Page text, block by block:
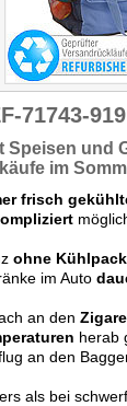
71743-919
Speisen und
im
frisch
ohne
im Auto
an den
herab
an den
als bei